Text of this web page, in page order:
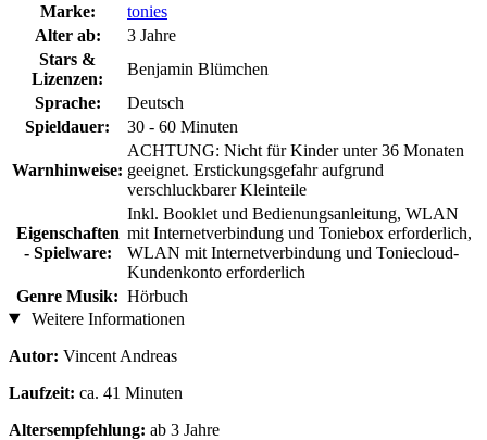
Marke:
tonies
Alter ab:
3 Jahre
Stars &
Lizenzen:
Benjamin Blümchen
Sprache:
Deutsch
Spieldauer:
30 - 60 Minuten
Warnhinweise:
ACHTUNG: Nicht für Kinder unter 36 Monaten
geeignet. Erstickungsgefahr aufgrund
verschluckbarer Kleinteile
Eigenschaften
- Spielware:
Inkl. Booklet und Bedienungsanleitung, WLAN
mit Internetverbindung und Toniebox erforderlich,
WLAN mit Internetverbindung und Toniecloud-
Kundenkonto erforderlich
Genre Musik: Hörbuch
Weitere Informationen
Autor: Vincent Andreas
Laufzeit: ca. 41 Minuten
Altersempfehlung: ab 3 Jahre